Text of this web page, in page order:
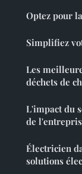
Optez pour
Simplifiez
Les
déchets de
L'impact du
de
Électricien
solutions